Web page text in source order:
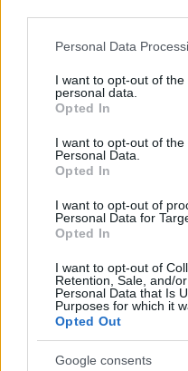
Please note that this
not limited to your visit or
grant or deny consent to
use your data for below
consent section.
Personal Data
I want to opt-out of
personal data.
Opted In
I want to opt-out of the
Personal Data.
Opted In
I want to opt-out of
Personal Data for
Opted In
I want to opt-out of
Retention, Sale, and/
Personal Data that Is
Purposes for which it
Opted Out
Google consents
portal.c-press.hu/
hetkoznapok-
Presszós Laci
15 éve
@z666: Kezdetnek nem
Magna cum
Ezt magyarok találták
borzasztó.Erről a
eszembe,amikor a nő
Ami viszont
Mr.Bean fejére rászorult